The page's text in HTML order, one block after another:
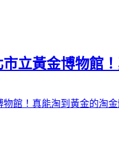
立黃金博物館